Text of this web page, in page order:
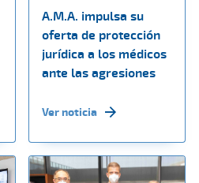
A.M.A. impulsa su
oferta de protección
jurídica a los médicos
ante las agresiones
Ver noticia